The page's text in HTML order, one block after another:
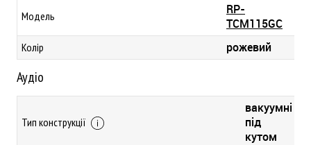
Модель
RP-
TCM115GC
Колір рожевий
Аудіо
Тип конструкції
вакуумні
під
кутом